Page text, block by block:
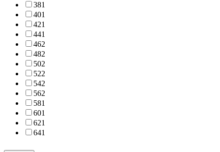
381
401
421
441
462
482
502
522
542
562
581
601
621
641